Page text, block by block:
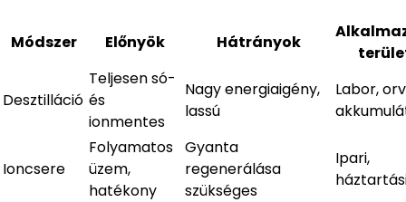
Módszer Előnyök Hátrányok
Desztilláció
Teljesen só-
és
ionmentes
Nagy energiaigény,
lassú
Labor,
Ioncsere
Folyamatos
üzem,
hatékony
Gyanta
regenerálása
szükséges
Ipari,